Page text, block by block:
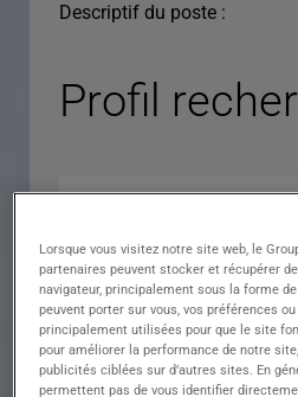
Descriptif du poste :
Profil
Expérience
Lorsque vous visitez notre site web, le
partenaires peuvent stocker et récupérer
navigateur, principalement sous la forme
peuvent porter sur vous, vos préférences
principalement utilisées pour que le site
pour améliorer la performance de notre
publicités ciblées sur d’autres sites. En
permettent pas de vous identifier